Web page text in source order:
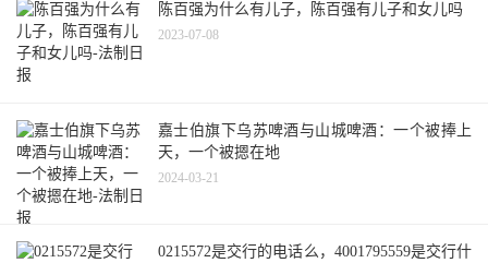
陈百强为什么有儿子，陈百强有儿子和女儿吗
2023-07-08
嘉士伯旗下乌苏啤酒与山城啤酒：一个被捧上
天，一个被摁在地
2024-03-21
0215572是交行的电话么，4001795559是交行什